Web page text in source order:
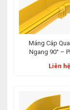
Máng Cáp
Ngang 90° –
Cáp QuangLiên hệ